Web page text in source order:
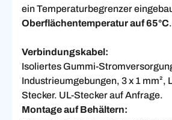
ein Temperaturbegrenzer
Oberflächentemperatur auf 65°C.
Verbindungskabel:
Isoliertes Gummi-
Industrieumgebungen, 3 x 1 mm²,
Stecker. UL-Stecker auf Anfrage.
Montage auf Behältern: